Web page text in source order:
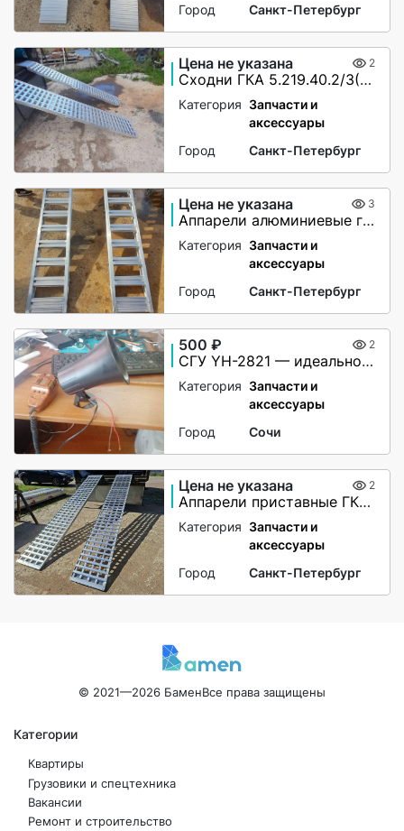
Город
Санкт-Петербург
Цена не указана 2
Сходни ГКА 5.219.40.2/3(85%)Р
Категория Запчасти и
аксессуары
Город
Санкт-Петербург
Цена не указана 3
Аппарели алюминиевые грузоподъёмность 2200 кг
Категория Запчасти и
аксессуары
Город
Санкт-Петербург
500 ₽ 2
СГУ YH-2821 — идеальное решение для вашей автомашины!
Категория Запчасти и
аксессуары
Город
Сочи
Цена не указана 2
Аппарели приставные ГКА 5.350.40 2/3
Категория Запчасти и
аксессуары
Город
Санкт-Петербург
© 2021—2026 БаменВсе права защищены
Категории
Квартиры
Грузовики и спецтехника
Вакансии
Ремонт и строительство